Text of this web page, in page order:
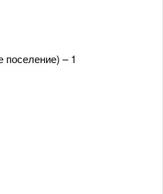
поселение) – 1